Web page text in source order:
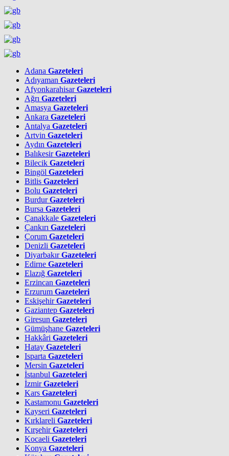
Adana Gazeteleri
Adıyaman Gazeteleri
AfyonkarahisarGazeteleri
Ağrı Gazeteleri
Amasya Gazeteleri
Ankara Gazeteleri
Antalya Gazeteleri
Artvin Gazeteleri
Aydın Gazeteleri
BalıkesirGazeteleri
Bilecik Gazeteleri
Bingöl Gazeteleri
Bitlis Gazeteleri
Bolu Gazeteleri
BurdurGazeteleri
Bursa Gazeteleri
Çanakkale Gazeteleri
Çankırı Gazeteleri
Çorum Gazeteleri
Denizli Gazeteleri
DiyarbakırGazeteleri
Edirne Gazeteleri
Elazığ Gazeteleri
Erzincan Gazeteleri
Erzurum Gazeteleri
EskişehirGazeteleri
Gaziantep Gazeteleri
Giresun Gazeteleri
Gümüşhane Gazeteleri
Hakkâri Gazeteleri
Hatay Gazeteleri
Isparta Gazeteleri
Mersin Gazeteleri
İstanbul Gazeteleri
İzmirGazeteleri
Kars Gazeteleri
Kastamonu Gazeteleri
Kayseri Gazeteleri
Kırklareli Gazeteleri
KırşehirGazeteleri
Kocaeli Gazeteleri
Konya Gazeteleri